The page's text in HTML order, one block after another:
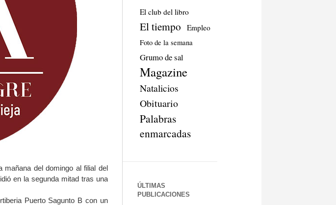
mañana del domingo al filial del
en la segunda mitad tras una
Puerto Sagunto B con un
El club del libro
El tiempo Empleo
Foto de la semana
Grumo de sal
Magazine
Natalicios
Obituario
Palabras
enmarcadas
ÚLTIMAS
PUBLICACIONES